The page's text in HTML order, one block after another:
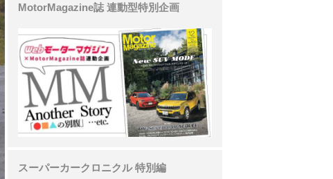
MotorMagazine誌 連動型特別企画
スーパーカークロニクル 特別編